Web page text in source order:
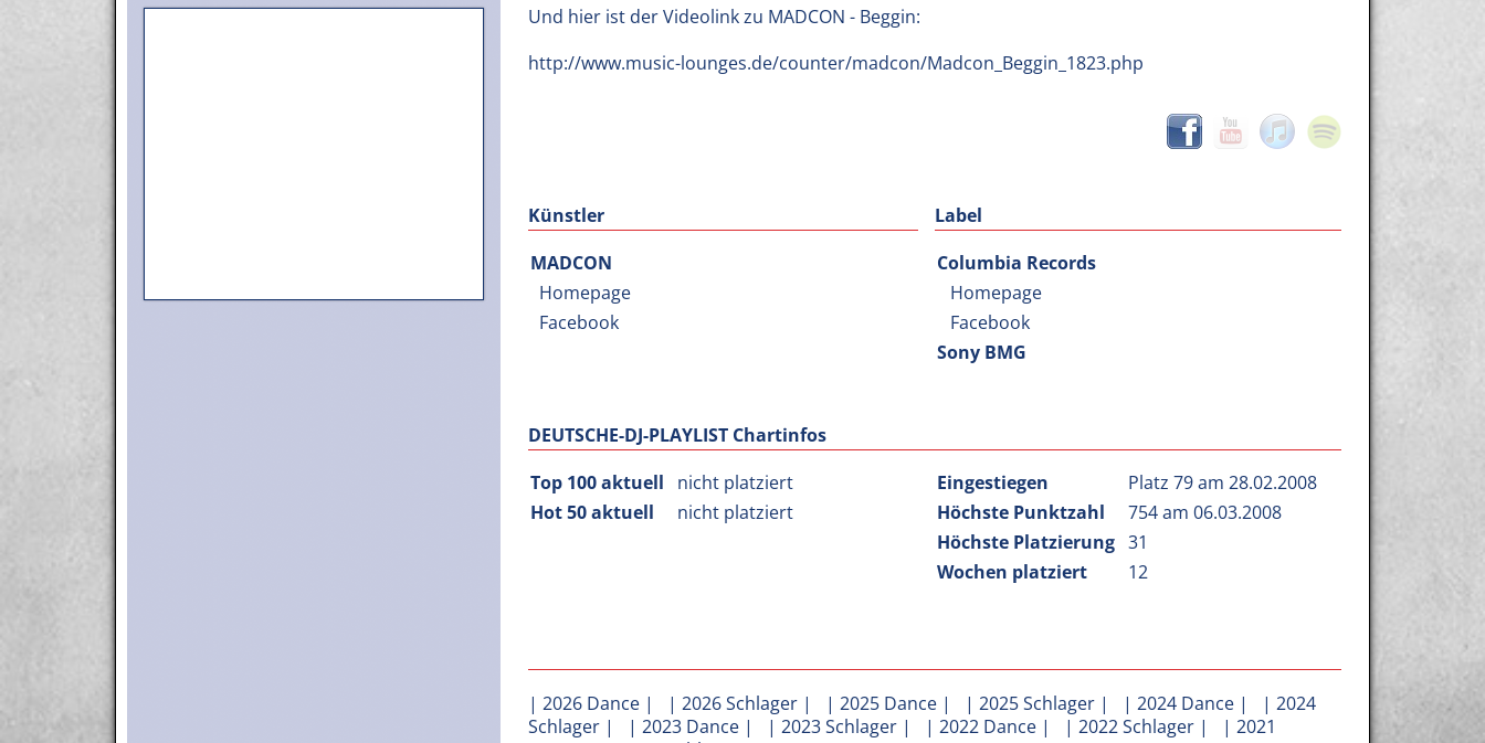
Und hier ist der Videolink zu MADCON - Beggin:
http://www.music-lounges.de/counter/madcon/Madcon_Beggin_1823.php
Künstler
MADCON
Homepage
Facebook
Label
Columbia Records
Homepage
Facebook
Sony BMG
DEUTSCHE-DJ-PLAYLIST Chartinfos
Top 100 aktuell
nicht platziert
Hot 50 aktuell
nicht platziert
Eingestiegen
Platz 79 am 28.02.2008
Höchste Punktzahl
754 am 06.03.2008
Höchste Platzierung 31
Wochen platziert
12
| 2026 Dance | | 2026 Schlager | | 2025 Dance | | 2025 Schlager | | 2024 Dance | | 2024
Schlager | | 2023 Dance | | 2023 Schlager | | 2022 Dance | | 2022 Schlager | | 2021